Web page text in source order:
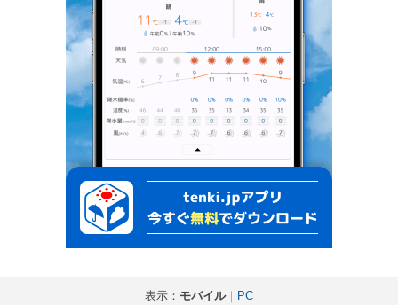
表示： モバイル｜ PC